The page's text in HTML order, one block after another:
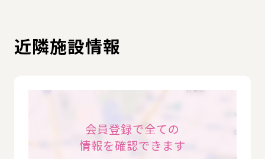
近隣施設情報
会員登録で全ての
情報を確認できます